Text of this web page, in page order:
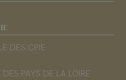
DES CPIE
PAYS DE LA LOIRE